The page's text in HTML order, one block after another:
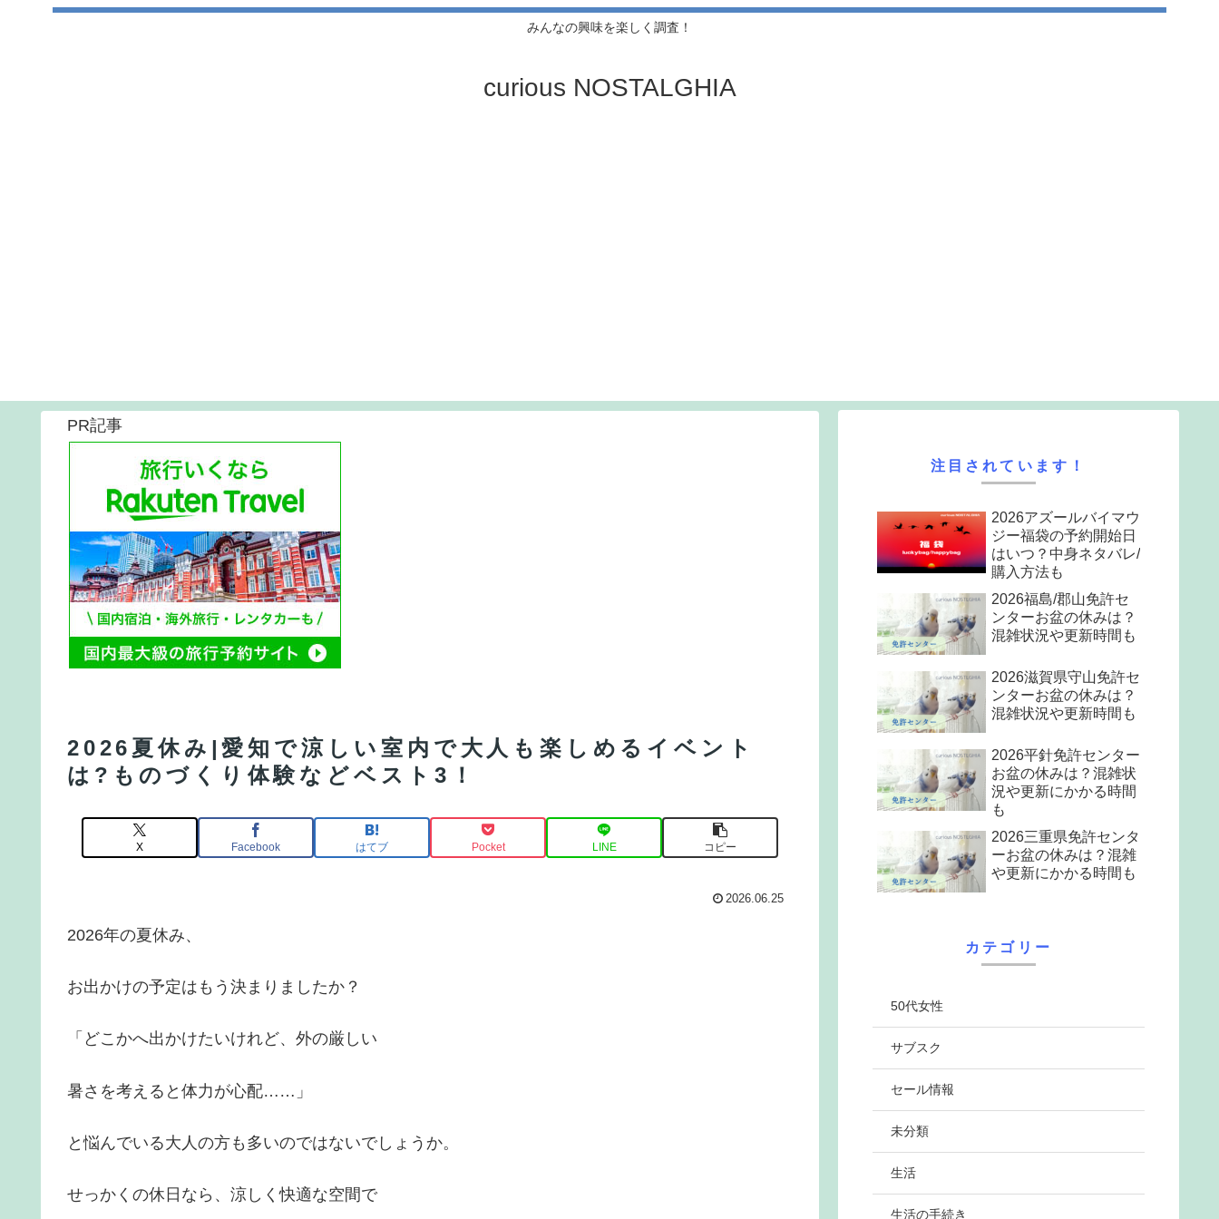
みんなの興味を楽しく調査！
curious NOSTALGHIA
PR記事
2026夏休み|愛知で涼しい室内で大人も楽しめるイベント
は?ものづくり体験などベスト3！
X Facebook はてブ Pocket LINE コピー
2026.06.25
2026年の夏休み、
お出かけの予定はもう決まりましたか？
「どこかへ出かけたいけれど、外の厳しい
暑さを考えると体力が心配……」
と悩んでいる大人の方も多いのではないでしょうか。
せっかくの休日なら、涼しく快適な空間で
注目されています！
2026アズールバイマウ
ジー福袋の予約開始日
はいつ？中身ネタバレ/
購入方法も
2026福島/郡山免許セ
ンターお盆の休みは？
混雑状況や更新時間も
2026滋賀県守山免許セ
ンターお盆の休みは？
混雑状況や更新時間も
2026平針免許センター
お盆の休みは？混雑状
況や更新にかかる時間
も
2026三重県免許センタ
ーお盆の休みは？混雑
や更新にかかる時間も
カテゴリー
50代女性
サブスク
セール情報
未分類
生活
生活の手続き